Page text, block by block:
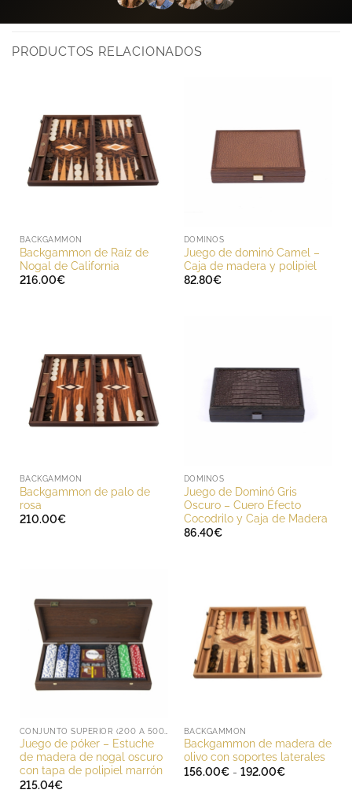
PRODUCTOS RELACIONADOS
BACKGAMMON
Backgammon de Raíz de
Nogal de California
216.00€
DOMINOS
Juego de dominó Camel –
Caja de madera y polipiel
82.80€
BACKGAMMON
Backgammon de palo de
rosa
210.00€
DOMINOS
Juego de Dominó Gris
Oscuro – Cuero Efecto
Cocodrilo y Caja de Madera
86.40€
Juego de póker – Estuche
de madera de nogal oscuro
con tapa de polipiel marrón
215.04€
BACKGAMMON
Backgammon de madera de
olivo con soportes laterales
156.00€ - 192.00€Rango